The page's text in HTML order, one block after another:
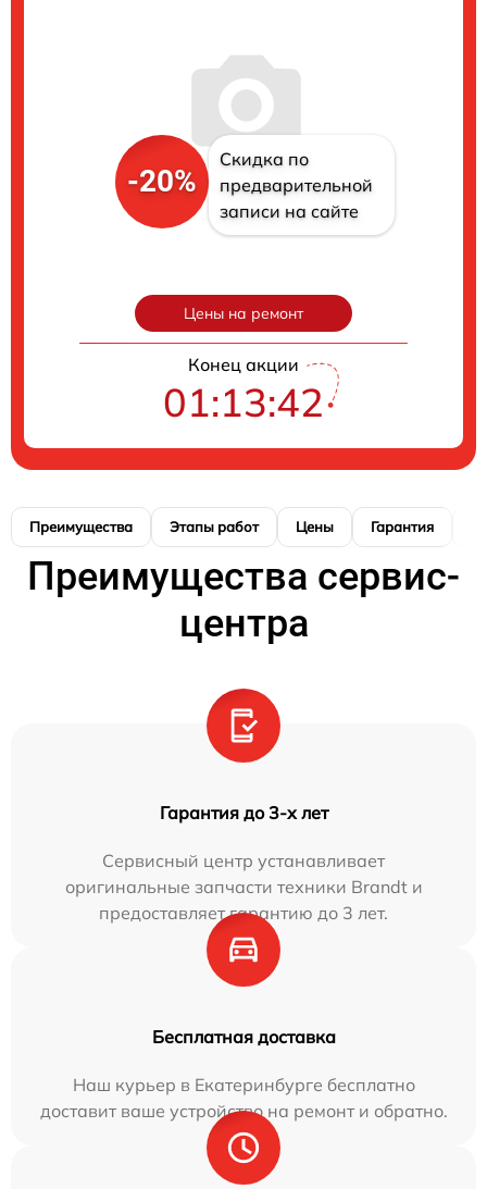
-20%
Скидка по
предварительной
записи на сайте
Цены на ремонт
Конец акции
01:13:41
Преимущества Этапы работ Цены Гарантия
Преимущества сервис-
центра
Гарантия до 3-х лет
Сервисный центр устанавливает
оригинальные запчасти техники Brandt и
предоставляет гарантию до 3 лет.
Бесплатная доставка
Наш курьер в Екатеринбурге бесплатно
доставит ваше устройство на ремонт и обратно.